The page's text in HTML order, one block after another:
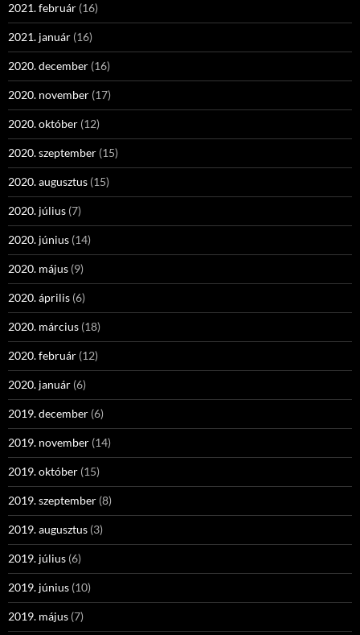
2021. február (16)
2021. január (16)
2020. december (16)
2020. november (17)
2020. október (12)
2020. szeptember (15)
2020. augusztus (15)
2020. július (7)
2020. június (14)
2020. május (9)
2020. április (6)
2020. március (18)
2020. február (12)
2020. január (6)
2019. december (6)
2019. november (14)
2019. október (15)
2019. szeptember (8)
2019. augusztus (3)
2019. július (6)
2019. június (10)
2019. május (7)